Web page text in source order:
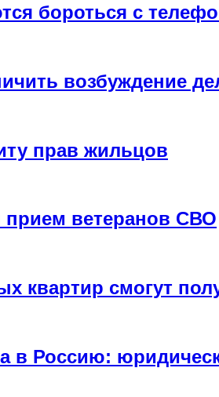
бороться с
возбуждение
прав жильцов
ветеранов СВО
квартир смогут
в Россию: